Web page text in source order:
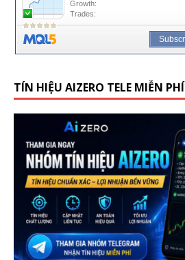
TÍN HIỆU AIZERO TELE MIỄN PHÍ